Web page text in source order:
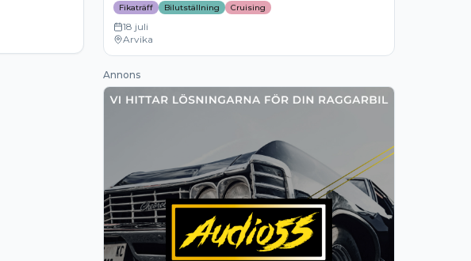
Fikaträff Bilutställning Cruising
18 juli
Arvika
Annons